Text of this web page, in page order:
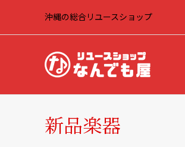
沖縄の総合リユースショップ
新品楽器